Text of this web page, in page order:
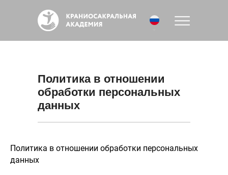
Политика в отношении
обработки персональных
данных
Политика в отношении обработки персональных
данных